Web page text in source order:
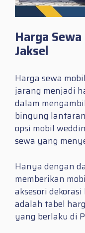
Harga
Jaksel
Harga sewa
jarang menjadi
dalam
bingung
opsi mobil
sewa yang
Hanya dengan
memberikan
aksesori
adalah tabel
yang berlaku di